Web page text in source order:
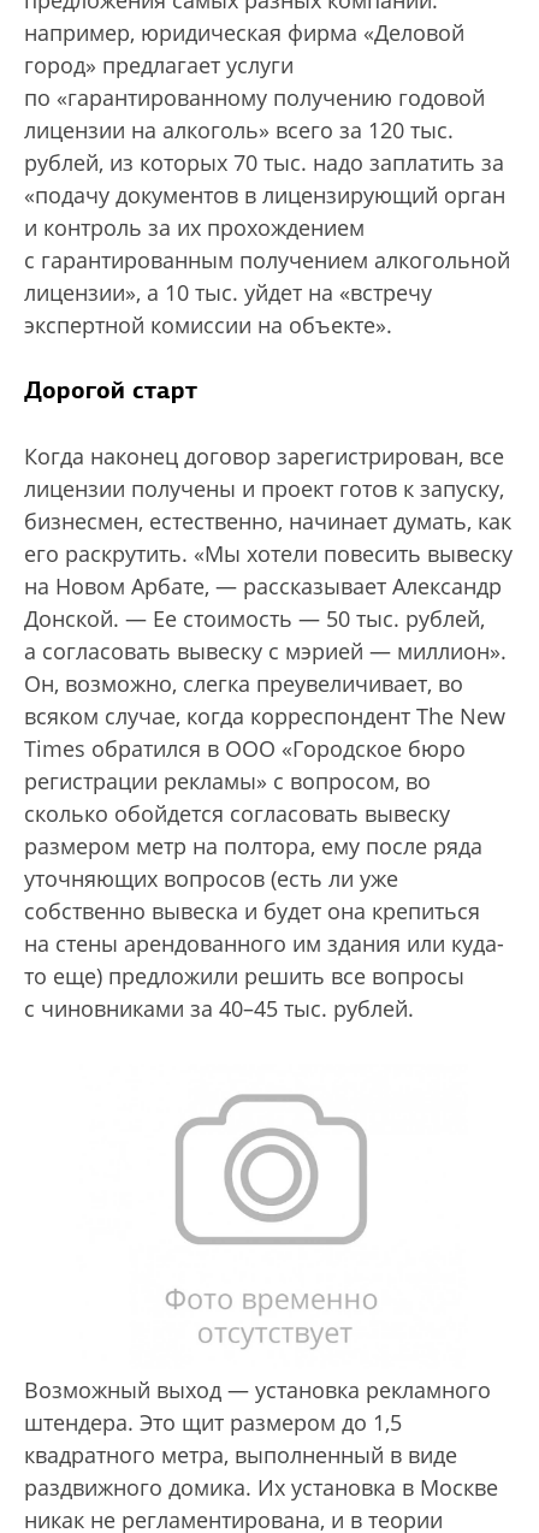
например, юридическая фирма «Деловой
город» предлагает услуги
по «гарантированному получению годовой
лицензии на алкоголь» всего за 120 тыс.
рублей, из которых 70 тыс. надо заплатить за
«подачу документов в лицензирующий орган
и контроль за их прохождением
с гарантированным получением алкогольной
лицензии», а 10 тыс. уйдет на «встречу
экспертной комиссии на объекте».
Дорогой старт
Когда наконец договор зарегистрирован, все
лицензии получены и проект готов к запуску,
бизнесмен, естественно, начинает думать, как
его раскрутить. «Мы хотели повесить вывеску
на Новом Арбате, — рассказывает Александр
Донской. — Ее стоимость — 50 тыс. рублей,
а согласовать вывеску с мэрией — миллион».
Он, возможно, слегка преувеличивает, во
всяком случае, когда корреспондент The New
Times обратился в ООО «Городское бюро
регистрации рекламы» с вопросом, во
сколько обойдется согласовать вывеску
размером метр на полтора, ему после ряда
уточняющих вопросов (есть ли уже
собственно вывеска и будет она крепиться
на стены арендованного им здания или куда-
то еще) предложили решить все вопросы
с чиновниками за 40–45 тыс. рублей.
Возможный выход — установка рекламного
штендера. Это щит размером до 1,5
квадратного метра, выполненный в виде
раздвижного домика. Их установка в Москве
никак не регламентирована, и в теории